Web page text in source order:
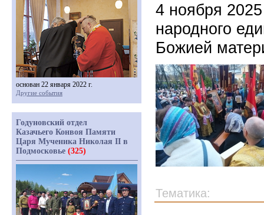
4 ноября
народного
Божией
Тематика:
основан 22 января 2022 г.
Другие события
Годуновский отдел
Казачьего Конвоя Памяти
Царя Мученика Николая II в
Подмосковье (325)